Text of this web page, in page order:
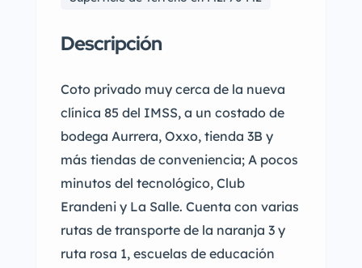
Descripción
Coto privado muy cerca de la nueva
clínica 85 del IMSS, a un costado de
bodega Aurrera, Oxxo, tienda 3B y
más tiendas de conveniencia; A pocos
minutos del tecnológico, Club
Erandeni y La Salle. Cuenta con varias
rutas de transporte de la naranja 3 y
ruta rosa 1, escuelas de educación